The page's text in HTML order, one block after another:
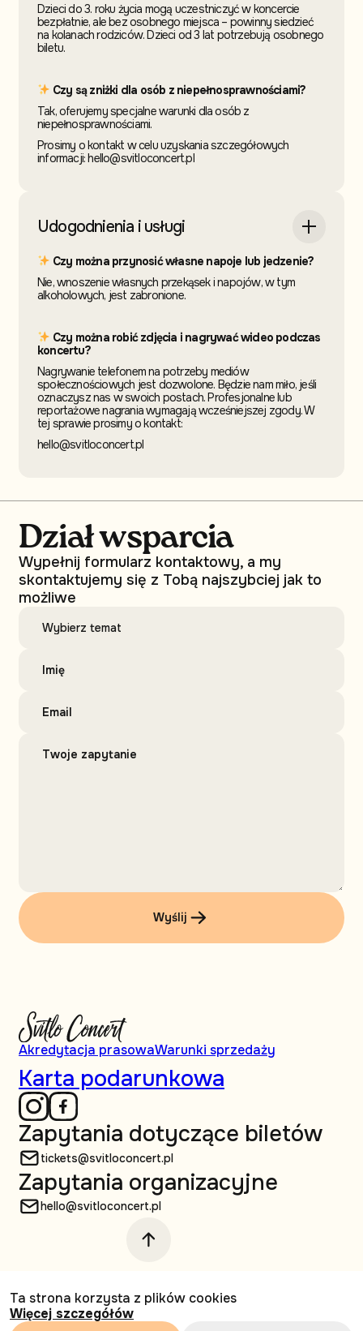
Dzieci do 3. roku życia mogą uczestniczyć w koncercie
bezpłatnie, ale bez osobnego miejsca – powinny siedzieć
na kolanach rodziców. Dzieci od 3 lat potrzebują osobnego
biletu.
Czy są zniżki dla osób z niepełnosprawnościami?
Tak, oferujemy specjalne warunki dla osób z
niepełnosprawnościami.
Prosimy o kontakt w celu uzyskania szczegółowych
informacji: hello@svitloconcert.pl
Udogodnienia i usługi
Czy można przynosić własne napoje lub jedzenie?
Nie, wnoszenie własnych przekąsek i napojów, w tym
alkoholowych, jest zabronione.
Czy można robić zdjęcia i nagrywać wideo podczas
koncertu?
Nagrywanie telefonem na potrzeby mediów
społecznościowych jest dozwolone. Będzie nam miło, jeśli
oznaczysz nas w swoich postach. Profesjonalne lub
reportażowe nagrania wymagają wcześniejszej zgody. W
tej sprawie prosimy o kontakt:
hello@svitloconcert.pl
Dział wsparcia
Wypełnij formularz kontaktowy, a my
skontaktujemy się z Tobą najszybciej jak to
możliwe
Wyślij
Akredytacja prasowaWarunki sprzedaży
Karta podarunkowa
Zapytania dotyczące biletów
tickets@svitloconcert.pl
Zapytania organizacyjne
hello@svitloconcert.pl
© Svitlo Сoncert, 2026 Wszelkie prawa
zastrzeżone
Ta strona korzysta z plików cookies
Więcej szczegółów